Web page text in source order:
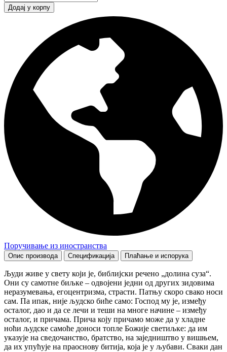
Додај у корпу
Поручивање из иностранства
Опис производа Спецификација Плаћање и испорука
Људи живе у свету који је, библијски речено „долина суза“.
Они су самотне биљке – одвојени једни од других зидовима
неразумевања, егоцентризма, страсти. Патњу скоро свако носи
сам. Па ипак, није људско биће само: Господ му је, између
осталог, дао и да се лечи и теши на многе начине – између
осталог, и причама. Прича коју причамо може да у хладне
ноћи људске самоће доноси топле Божије светиљке: да им
указује на сведочанство, братство, на заједништво у вишњем,
да их упућује на праоснову битија, која је у љубави. Сваки дан